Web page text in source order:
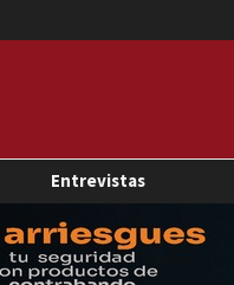
Entrevistas